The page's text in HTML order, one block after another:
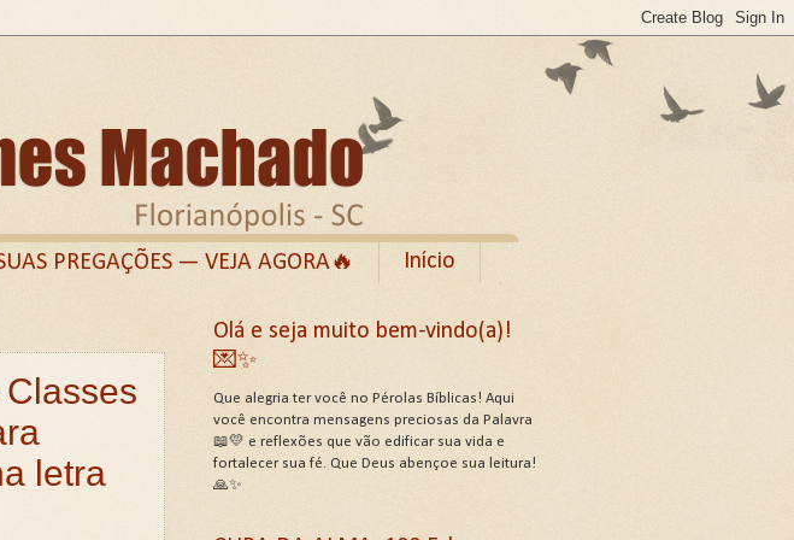
PREGAÇÕES — VEJA AGORA🔥
Início
Grupo Facebook
Uso do Site
Histórico e pastoral!
SOBRE DEUS E SEUS ATRIBUTOS .
letra
Olá e seja muito bem-vindo(a)!
💌✨
Que alegria ter você no Pérolas Bíblicas! Aqui
você encontra mensagens preciosas da Palavra
📖💛 e reflexões que vão edificar sua vida e
fortalecer sua fé. Que Deus abençoe sua leitura!
🙏✨